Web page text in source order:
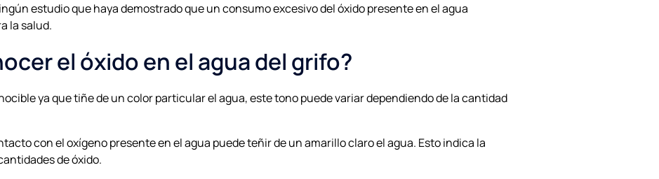
estudio que haya demostrado que un consumo excesivo del óxido presente en el agua
la salud.
el óxido en el agua del grifo?
ya que tiñe de un color particular el agua, este tono puede variar dependiendo de la cantidad
con el oxígeno presente en el agua puede teñir de un amarillo claro el agua. Esto indica la
de óxido.